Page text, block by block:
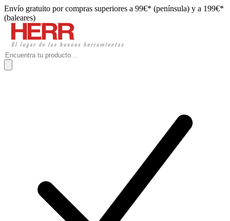
Envío gratuito por compras superiores a 99€* (península) y a 199€*
(baleares)